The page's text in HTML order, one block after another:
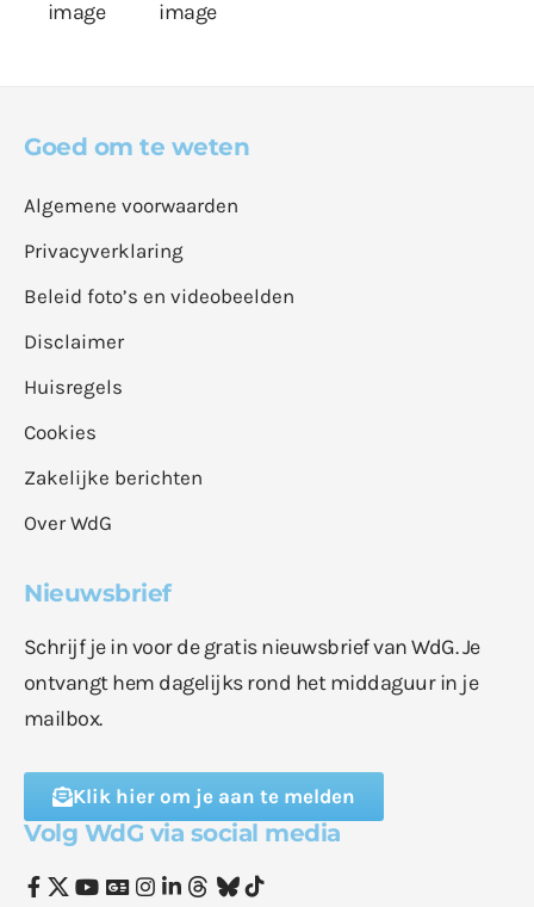
Goed om te weten
Algemene voorwaarden
Privacyverklaring
Beleid foto’s en videobeelden
Disclaimer
Huisregels
Cookies
Zakelijke berichten
Over WdG
Nieuwsbrief
Schrijf je in voor de gratis nieuwsbrief van WdG. Je
ontvangt hem dagelijks rond het middaguur in je
mailbox.
Klik hier om je aan te melden
Volg WdG via social media